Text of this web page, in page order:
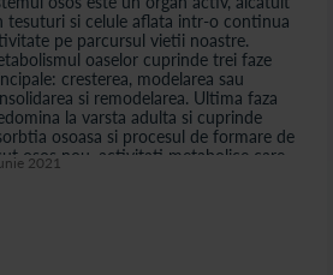
tesuturi si celule aflata intr-o continua
pe parcursul vietii noastre.
oaselor cuprinde trei faze
cresterea, modelarea sau
si remodelarea. Ultima faza
la varsta adulta si cuprinde
osoasa si procesul de formare de
osos nou, activitati metabolice care
loc constant in corp...
2021